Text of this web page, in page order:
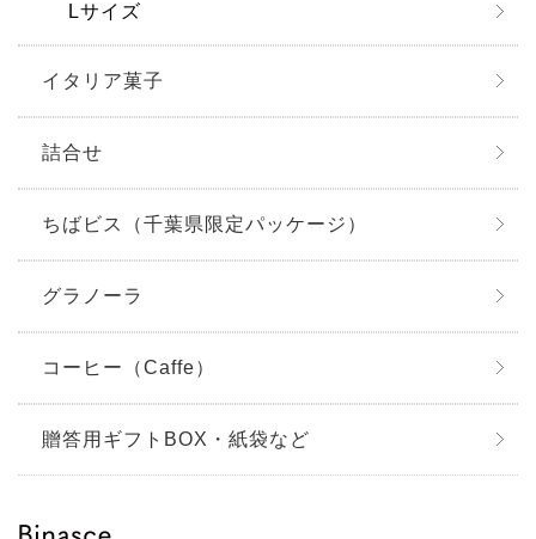
Lサイズ
イタリア菓子
詰合せ
ちばビス（千葉県限定パッケージ）
グラノーラ
コーヒー（Caffe）
贈答用ギフトBOX・紙袋など